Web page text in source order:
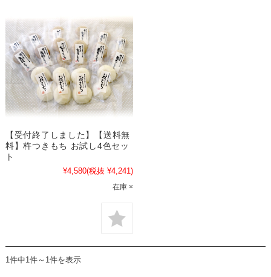
【受付終了しました】【送料無
料】杵つきもち お試し4色セッ
ト
¥4,580(税抜 ¥4,241)
在庫 ×
1件中1件～1件を表示